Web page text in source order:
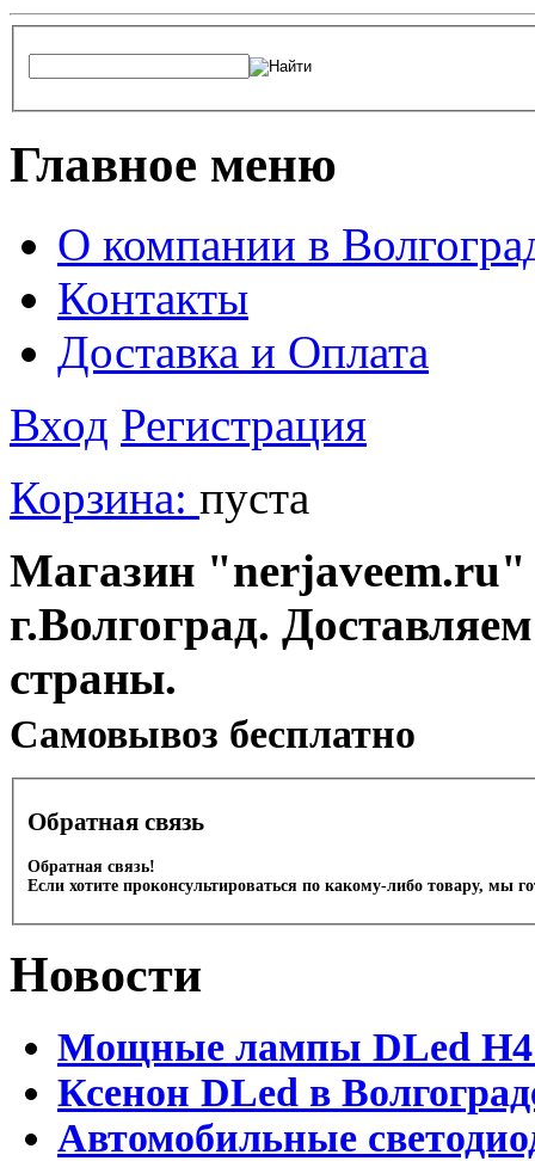
Главное меню
О компании в
Контакты
Доставка и Оплата
Вход Регистрация
Корзина: пуста
Магазин "nerjaveem.ru"
г.Волгоград.
страны.
Cамовывоз бесплатно
Обратная связь
Обратная связь!
Если хотите проконсультироваться по какому-либо товару, мы
Новости
Мощные лампы DLed H4
Ксенон DLed в
Автомобильные